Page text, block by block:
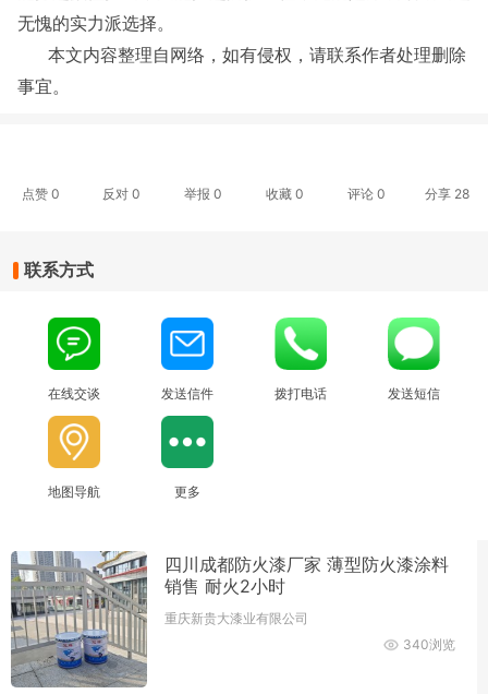
无愧的实力派选择。
本文内容整理自网络，如有侵权，请联系作者处理删除
事宜。
点赞 0 反对0 举报 0 收藏 0 评论 0 分享 28
联系方式
在线交谈 发送信件 拨打电话 发送短信
地图导航 更多
四川成都防火漆厂家 薄型防火漆涂料
销售 耐火2小时
重庆新贵大漆业有限公司
340浏览